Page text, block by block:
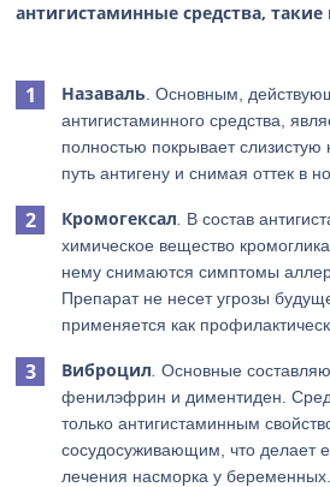
антигистаминные средства, такие
Назаваль . Основным,
антигистаминного средства,
полностью покрывает слизистую
путь антигену и снимая оттек в
Кромогексал В состав
химическое вещество
нему снимаются симптомы
Препарат не несет угрозы
применяется как
Виброцил Основные
фенилэфрин и диментиден.
только антигистаминным
сосудосуживающим, что делает
лечения насморка у беременных.